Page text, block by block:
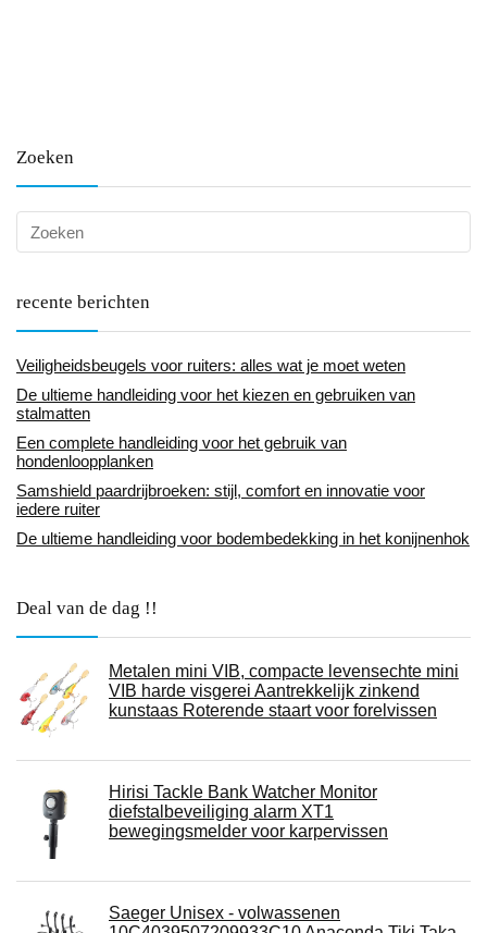
Zoeken
recente berichten
Veiligheidsbeugels voor ruiters: alles wat je moet weten
De ultieme handleiding voor het kiezen en gebruiken van
stalmatten
Een complete handleiding voor het gebruik van
hondenloopplanken
Samshield paardrijbroeken: stijl, comfort en innovatie voor
iedere ruiter
De ultieme handleiding voor bodembedekking in het konijnenhok
Deal van de dag !!
Metalen mini VIB, compacte levensechte mini
VIB harde visgerei Aantrekkelijk zinkend
kunstaas Roterende staart voor forelvissen
Hirisi Tackle Bank Watcher Monitor
diefstalbeveiliging alarm XT1
bewegingsmelder voor karpervissen
Saeger Unisex - volwassenen